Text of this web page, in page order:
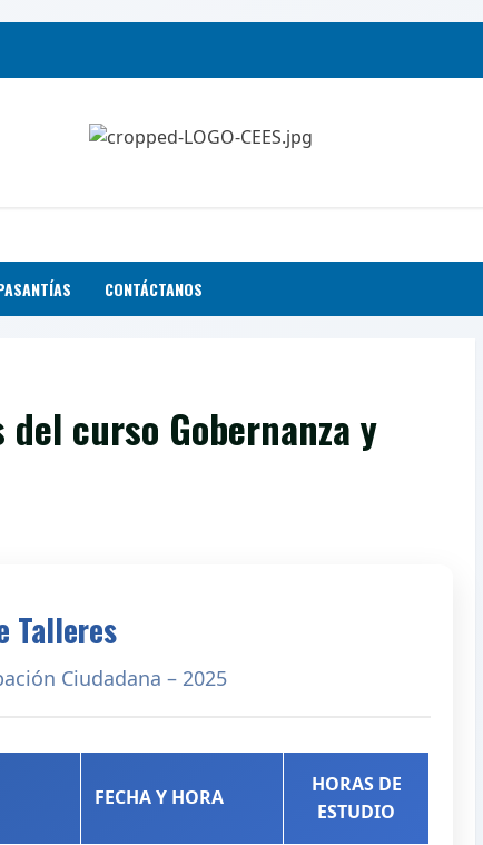
CONTÁCTANOS
curso Gobernanza y
Talleres
Ciudadana – 2025
FECHA Y HORA
HORAS DE
ESTUDIO